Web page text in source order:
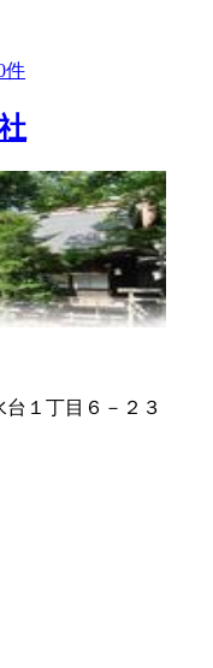
件
１丁目６－２３